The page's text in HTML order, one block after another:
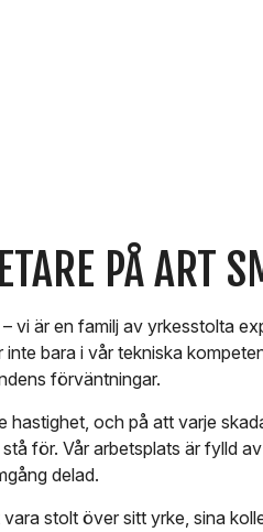
PÅ ART
vi är en familj av yrkesstolta
bara i vår tekniska
förväntningar.
och på att varje
för. Vår arbetsplats är fylld
delad.
stolt över sitt yrke, sina